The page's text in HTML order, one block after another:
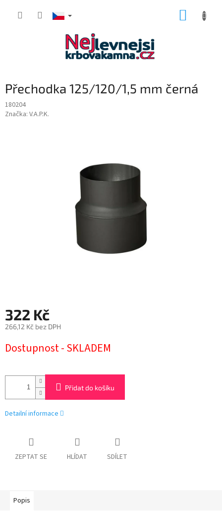
Přechodka 125/120/1,5 mm černá
180204
Značka: V.A.P.K.
322 Kč
266,12 Kč bez DPH
cena:
Dostupnost - SKLADEM
Přidat do košíku
Detailní informace
ZEPTAT SE HLÍDAT SDÍLET
Popis